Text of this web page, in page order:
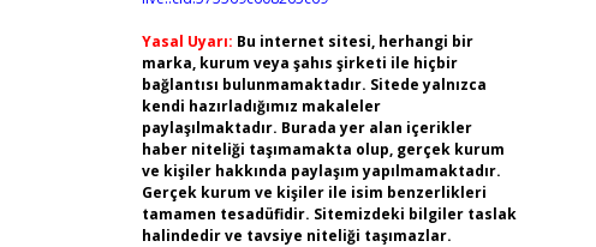
Yasal Uyarı: Bu internet sitesi, herhangi bir
marka, kurum veya şahıs şirketi ile hiçbir
bağlantısı bulunmamaktadır. Sitede yalnızca
kendi hazırladığımız makaleler
paylaşılmaktadır. Burada yer alan içerikler
haber niteliği taşımamakta olup, gerçek kurum
ve kişiler hakkında paylaşım yapılmamaktadır.
Gerçek kurum ve kişiler ile isim benzerlikleri
tamamen tesadüfidir. Sitemizdeki bilgiler taslak
halindedir ve tavsiye niteliği taşımazlar.